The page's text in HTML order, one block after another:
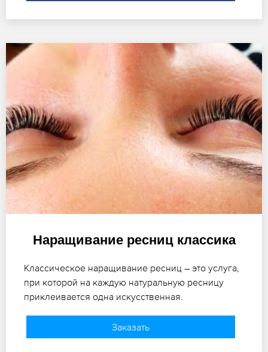
Наращивание ресниц классика
Классическое наращивание ресниц – это услуга,
при которой на каждую натуральную ресницу
приклеивается одна искусственная.
Заказать